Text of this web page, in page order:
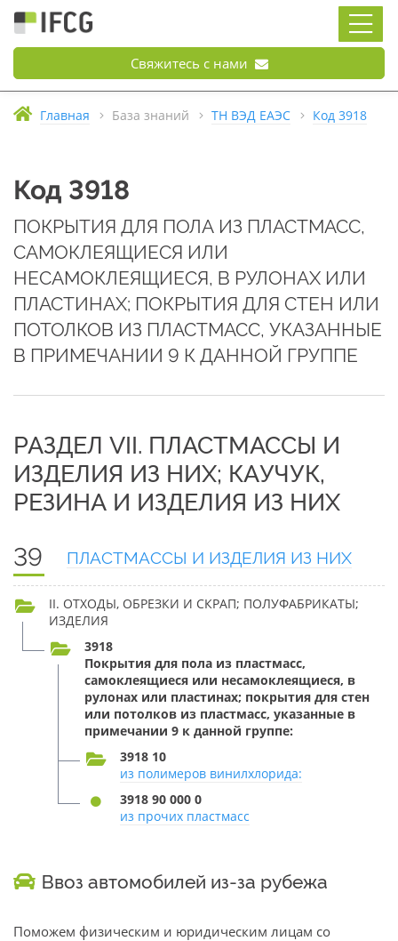
Свяжитесь с нами
Главная База знаний ТН ВЭД ЕАЭС Код 3918
Код 3918
ПОКРЫТИЯ ДЛЯ ПОЛА ИЗ ПЛАСТМАСС,
САМОКЛЕЯЩИЕСЯ ИЛИ
НЕСАМОКЛЕЯЩИЕСЯ, В РУЛОНАХ ИЛИ
ПЛАСТИНАХ; ПОКРЫТИЯ ДЛЯ СТЕН ИЛИ
ПОТОЛКОВ ИЗ ПЛАСТМАСС, УКАЗАННЫЕ
В ПРИМЕЧАНИИ 9 К ДАННОЙ ГРУППЕ
РАЗДЕЛ VII. ПЛАСТМАССЫ И
ИЗДЕЛИЯ ИЗ НИХ; КАУЧУК,
РЕЗИНА И ИЗДЕЛИЯ ИЗ НИХ
39 ПЛАСТМАССЫ И ИЗДЕЛИЯ ИЗ НИХ
II. ОТХОДЫ, ОБРЕЗКИ И СКРАП; ПОЛУФАБРИКАТЫ;
ИЗДЕЛИЯ
3918
Покрытия для пола из пластмасс,
самоклеящиеся или несамоклеящиеся, в
рулонах или пластинах; покрытия для стен
или потолков из пластмасс, указанные в
примечании 9 к данной группе:
3918 10
из полимеров винилхлорида:
3918 90 000 0
из прочих пластмасс
Ввоз автомобилей из-за рубежа
Поможем физическим и юридическим лицам со